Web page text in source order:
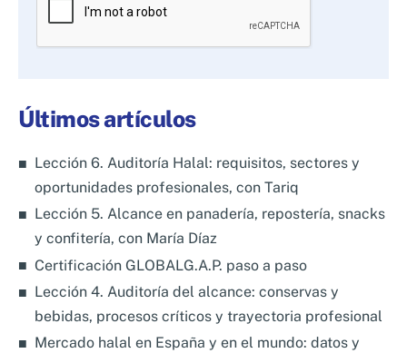
favor,
deja
vacío.
Últimos artículos
Lección 6. Auditoría Halal: requisitos, sectores y
oportunidades profesionales, con Tariq
Lección 5. Alcance en panadería, repostería, snacks
y confitería, con María Díaz
Certificación GLOBALG.A.P. paso a paso
Lección 4. Auditoría del alcance: conservas y
bebidas, procesos críticos y trayectoria profesional
Mercado halal en España y en el mundo: datos y